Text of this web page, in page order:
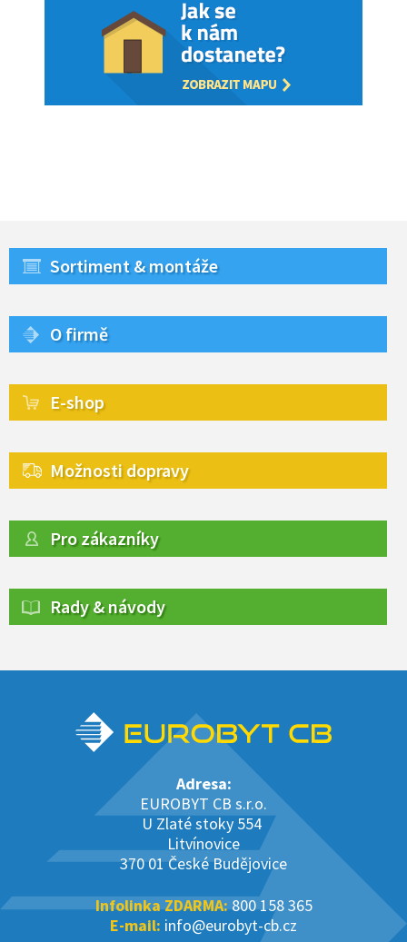
Sortiment & montáže
O firmě
E-shop
Možnosti dopravy
Pro zákazníky
Rady & návody
Adresa:
EUROBYT CB s.r.o.
U Zlaté stoky 554
Litvínovice
370 01 České Budějovice
Infolinka ZDARMA:800 158 365
E-mail: info@eurobyt-cb.cz